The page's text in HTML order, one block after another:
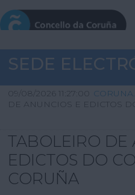
SEDE
09/08/2026 11:27:00
DE ANUNCIOS E EDICTOS
TABOLEIRO DE
EDICTOS DO
CORUÑA